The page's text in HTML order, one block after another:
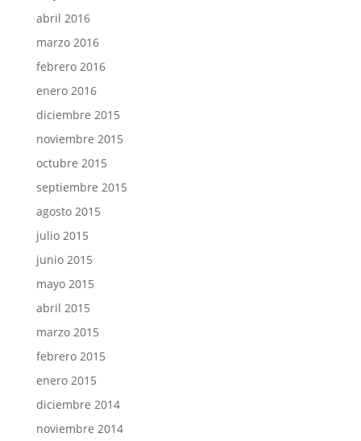
abril 2016
marzo 2016
febrero 2016
enero 2016
diciembre 2015
noviembre 2015
octubre 2015
septiembre 2015
agosto 2015
julio 2015
junio 2015
mayo 2015
abril 2015
marzo 2015
febrero 2015
enero 2015
diciembre 2014
noviembre 2014